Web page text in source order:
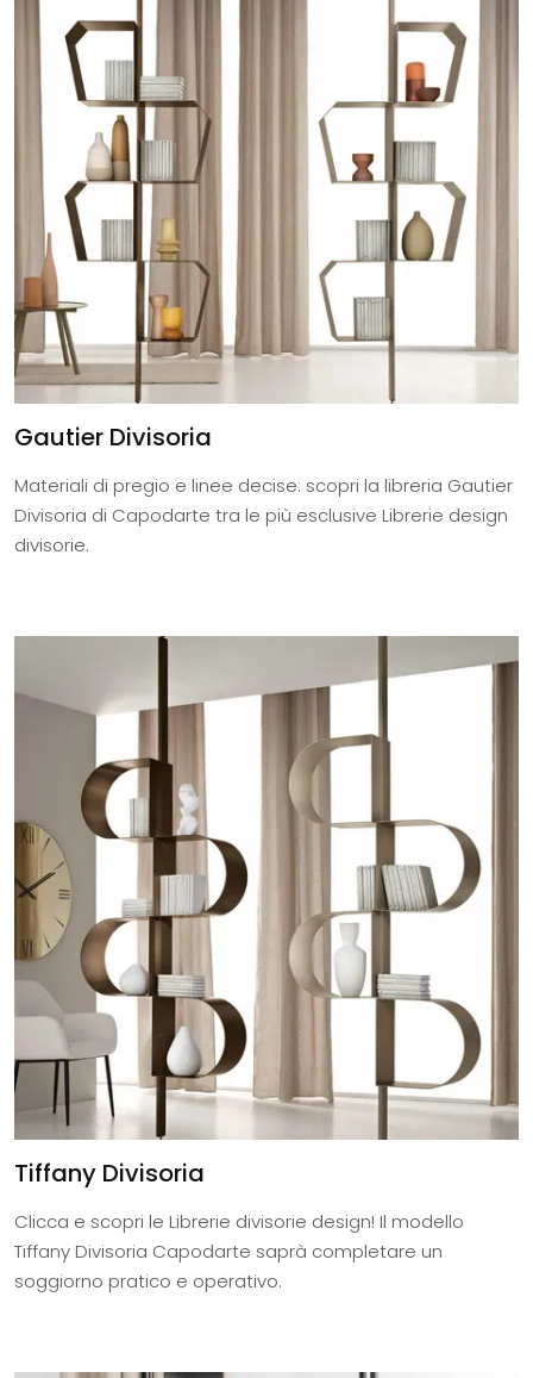
Gautier Divisoria
Materiali di pregio e linee decise: scopri la libreria Gautier
Divisoria di Capodarte tra le più esclusive Librerie design
divisorie.
Tiffany Divisoria
Clicca e scopri le Librerie divisorie design! Il modello
Tiffany Divisoria Capodarte saprà completare un
soggiorno pratico e operativo.